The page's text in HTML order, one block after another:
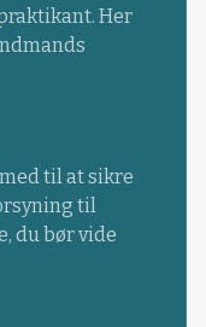
Her
til at sikre
til
du bør vide